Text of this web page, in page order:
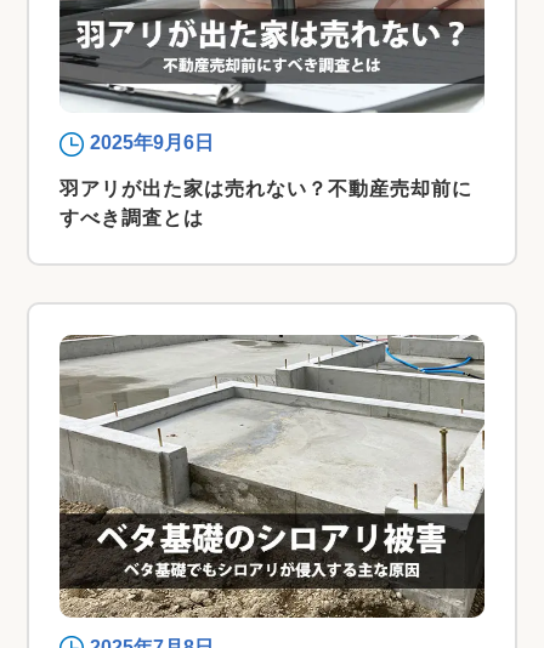
2025年9月6日
羽アリが出た家は売れない？不動産売却前に
すべき調査とは